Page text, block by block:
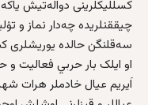
کسللیکلرینی دواله‌تیش
چیققنلریده چه‌دار نماز و
سه‌قلنگن حالده یوریشلری
او ایلک بار حربي فعالیت
اَیریم عیال خادملر هرات